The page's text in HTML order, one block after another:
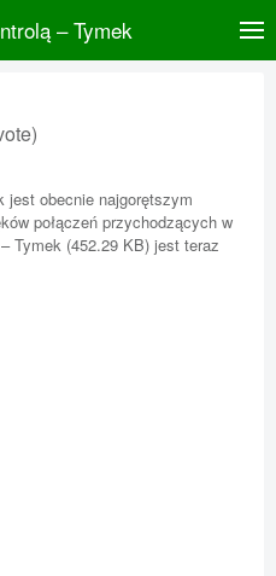
– Tymek
jest obecnie najgorętszym
połączeń przychodzących w
Tymek (452.29 KB) jest teraz